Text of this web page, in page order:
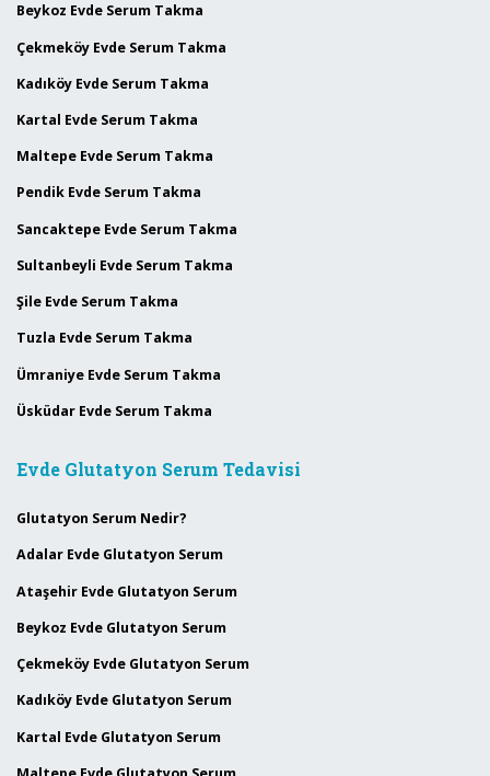
Beykoz Evde Serum Takma
Çekmeköy Evde Serum Takma
Kadıköy Evde Serum Takma
Kartal Evde Serum Takma
Maltepe Evde Serum Takma
Pendik Evde Serum Takma
Sancaktepe Evde Serum Takma
Sultanbeyli Evde Serum Takma
Şile Evde Serum Takma
Tuzla Evde Serum Takma
Ümraniye Evde Serum Takma
Üsküdar Evde Serum Takma
Evde Glutatyon Serum Tedavisi
Glutatyon Serum Nedir?
Adalar Evde Glutatyon Serum
Ataşehir Evde Glutatyon Serum
Beykoz Evde Glutatyon Serum
Çekmeköy Evde Glutatyon Serum
Kadıköy Evde Glutatyon Serum
Kartal Evde Glutatyon Serum